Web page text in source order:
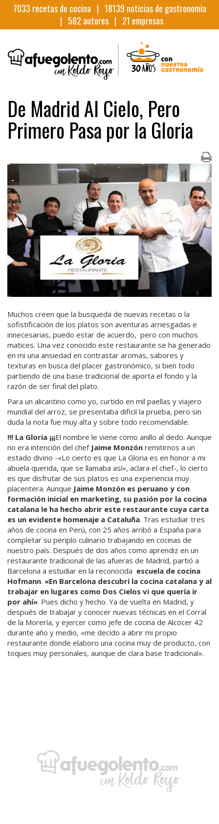
7033 recetas de cocina | 18139 noticias de gastronomia
| 582 autores | 21 empresas
De Madrid Al Cielo, Pero
Primero Pasa por la Gloria
Muchos creen que la busqueda de nuevas recetas o la
sofistificación de los platos son aventuras arriesgadas e
innecesarias, puedo estar de acuerdo, pero con muchos
matices. Una vez conocido este restaurante se ha generado
en mi una ansiedad en contrastar aromas, sabores y
texturas en busca del placer gastronómico, si bien todo
partiendo de una base tradicional de aporta el fondo y la
razón de ser final del plato.
Para un alicantino como yo, curtido en mil paellas y viajero
mundial del arroz, se presentaba dificil la prueba, pero sin
duda la nota fue muy alta y sobre todo recomendable.
!!! La Gloria ¡¡¡El nombre le viene como anillo al dedo. Aunque
no era intención del chef Jaime Monzón remitirnos a un
estado divino -«Lo cierto es que La Gloria es en honor a mi
abuela querida, que se llamaba así», aclara el chef-, lo cierto
es que disfrutar de sus platos es una experiencia muy
placentera. Aunque Jaime Monzón es peruano y con
formación inicial en marketing, su pasión por la cocina
catalana le ha hecho abrir este restaurante cuya carta
es un evidente homenaje a Cataluña. Tras estudiar tres
años de cocina en Perú, con 25 años arribó a España para
completar su periplo culinario trabajando en cocinas de
nuestro país. Después de dos años como aprendiz en un
restaurante tradicional de las afueras de Madrid, partió a
Barcelona a estudiar en la reconocida escuela de cocina
Hofmann. «En Barcelona descubrí la cocina catalana y al
trabajar en lugares como Dos Cielos vi que quería ir
por ahí». Pues dicho y hecho. Ya de vuelta en Madrid, y
después de trabajar y conocer nuevas técnicas en el Corral
de la Morería, y ejercer como jefe de cocina de Alcocer 42
durante año y medio, «me decido a abrir mi propio
restaurante donde elaboro una cocina muy de producto, con
toques muy personales, aunque de clara base tradicional».